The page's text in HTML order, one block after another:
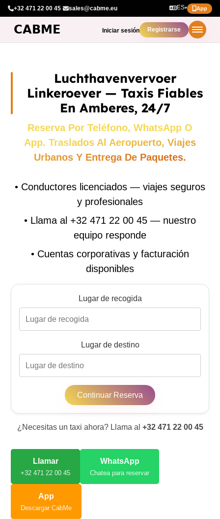
+32 471 22 00 45· sales@cabme.eu ES▾ App
Iniciar sesión Registrarse
Luchthavenvervoer
Linkeroever — Taxis Fiables
En Amberes, 24/7
Reserva Por Teléfono, WhatsApp O
App. Traslados Al Aeropuerto, Viajes
Urbanos Y Entrega De Paquetes.
• Conductores licenciados — viajes seguros
y profesionales
• Llama al +32 471 22 00 45 — nuestro
equipo responde
• Cuentas corporativas y facturación
disponibles
Lugar de recogida
Lugar de destino
Continuar Reserva
¿Necesitas un taxi ahora? Llama al +32 471 22 00 45
Llamar
+32 471 22 00 45
WhatsApp
Chatea para reservar
App
Descargar CabMe